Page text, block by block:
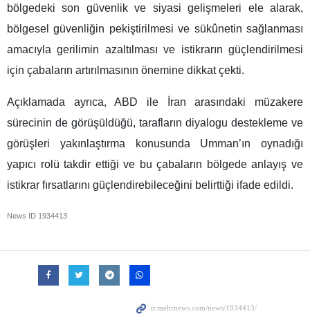
bölgedeki son güvenlik ve siyasi gelişmeleri ele alarak,
bölgesel güvenliğin pekiştirilmesi ve sükûnetin sağlanması
amacıyla gerilimin azaltılması ve istikrarın güçlendirilmesi
için çabaların artırılmasının önemine dikkat çekti.
Açıklamada ayrıca, ABD ile İran arasındaki müzakere
sürecinin de görüşüldüğü, tarafların diyalogu destekleme ve
görüşleri yakınlaştırma konusunda Umman’ın oynadığı
yapıcı rolü takdir ettiği ve bu çabaların bölgede anlayış ve
istikrar fırsatlarını güçlendirebileceğini belirttiği ifade edildi.
News ID 1934413